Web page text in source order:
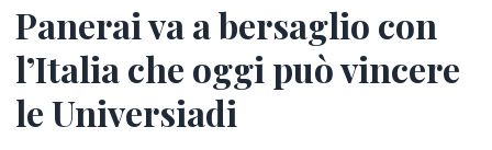
Panerai va a bersaglio con
l’Italia che oggi può vincere
le Universiadi